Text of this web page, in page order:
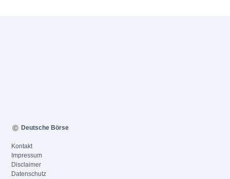
Deutsche Börse
Kontakt
Impressum
Disclaimer
Datenschutz